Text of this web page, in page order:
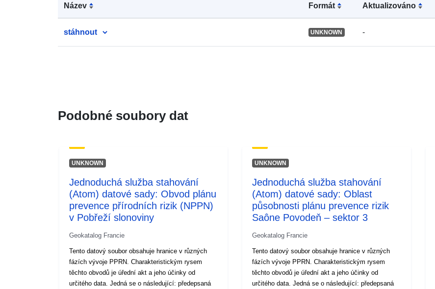
Název Formát Aktualizováno
stáhnout UNKNOWN -
Podobné soubory dat
UNKNOWN
Jednoduchá služba stahování
(Atom) datové sady: Obvod plánu
prevence přírodních rizik (NPPN)
v Pobřeží slonoviny
Geokatalog Francie
Tento datový soubor obsahuje hranice v různých
fázích vývoje PPRN. Charakteristickým rysem
těchto obvodů je úřední akt a jeho účinky od
určitého data. Jedná se o následující: předepsaná
UNKNOWN
Jednoduchá služba stahování
(Atom) datové sady: Oblast
působnosti plánu prevence rizik
Saône Povodeň – sektor 3
Geokatalog Francie
Tento datový soubor obsahuje hranice v různých
fázích vývoje PPRN. Charakteristickým rysem
těchto obvodů je úřední akt a jeho účinky od
určitého data. Jedná se o následující: předepsaná